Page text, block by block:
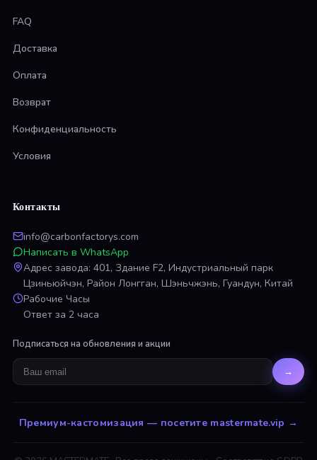
FAQ
Доставка
Оплата
Возврат
Конфиденциальность
Условия
Контакты
info@carbonfactorys.com
Написать в WhatsApp
Адрес завода: 401, Здание F2, Индустриальный парк
Цзиньюйчэн, Район Лонгган, Шэньчжэнь, Гуандун, Китай
Рабочие Часы
Ответ за 2 часа
Подписаться на обновления и акции
→
Премиум-кастомизация — посетите mastermate.vip →